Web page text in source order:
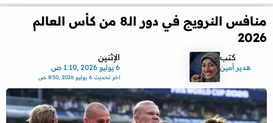
منافس النرويج في دور الـ8 من كأس العالم
2026
كتب
هدير أمين
الإثنين
6 يوليو 2026 ,1:10 ص
اخر تحديث6 يوليو 2026 ,8:50 ص